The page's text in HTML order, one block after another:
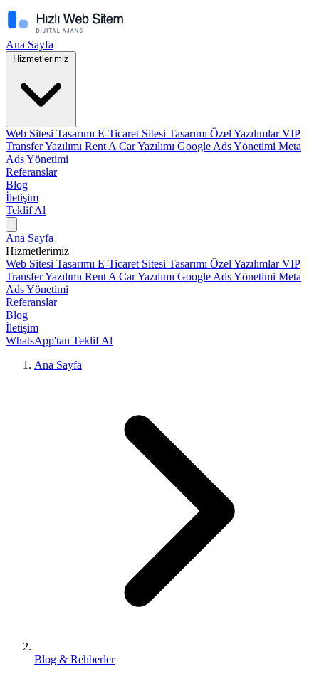
Ana Sayfa
Hizmetlerimiz
Web Sitesi Tasarımı E-Ticaret Sitesi Tasarımı Özel YazılımlarVIP
Transfer Yazılımı Rent A Car Yazılımı Google Ads Yönetimi Meta
Ads Yönetimi
Referanslar
Blog
İletişim
Teklif Al
Ana Sayfa
Hizmetlerimiz
Web Sitesi Tasarımı E-Ticaret Sitesi Tasarımı Özel YazılımlarVIP
Transfer Yazılımı Rent A Car Yazılımı Google Ads Yönetimi Meta
Ads Yönetimi
Referanslar
Blog
İletişim
WhatsApp'tan Teklif Al
Ana Sayfa
Blog & Rehberler